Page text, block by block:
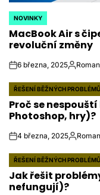
POSTED
IN
NOVINKY
MacBook Air s
revoluční změny
on6 března, 2025Autor
POSTED
IN
ŘEŠENÍ BĚŽNÝCH PROBLÉMŮ
Proč se
Photoshop, hry)?
on4 března, 2025Autor
POSTED
IN
ŘEŠENÍ BĚŽNÝCH PROBLÉMŮ
Jak řešit
nefungují)?